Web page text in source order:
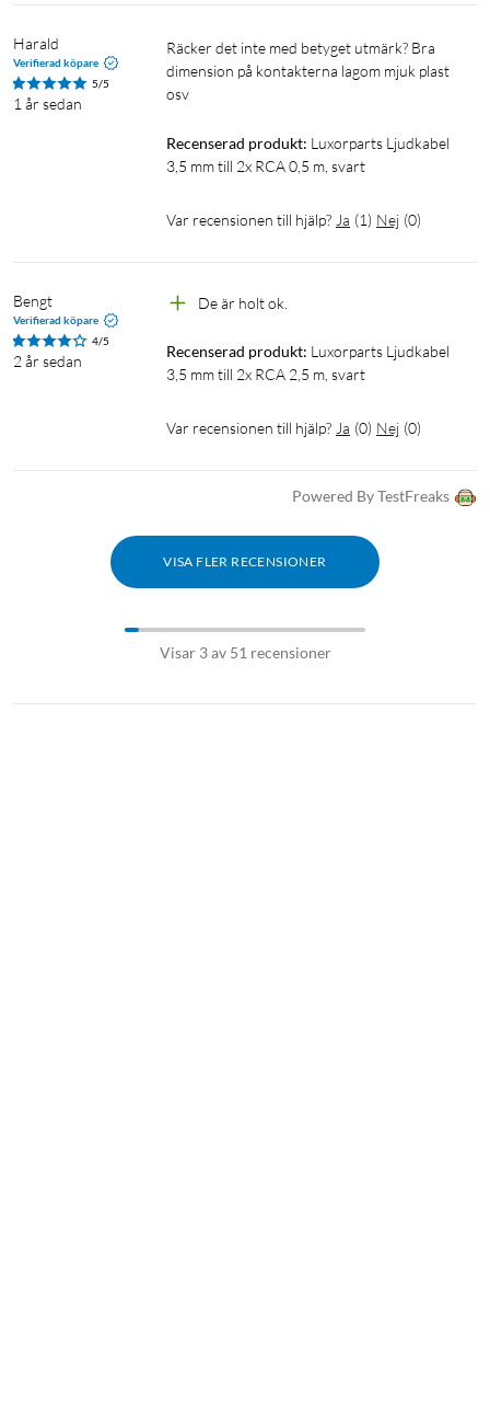
Harald
Verifierad köpare
5/5
1 år sedan
Räcker det inte med betyget utmärk? Bra
dimension på kontakterna lagom mjuk plast
osv
Recenserad produkt: Luxorparts Ljudkabel
3,5 mm till 2x RCA 0,5 m, svart
Var recensionen till hjälp? Ja (1) Nej (0)
Bengt
Verifierad köpare
4/5
2 år sedan
De är holt ok.
Recenserad produkt: Luxorparts Ljudkabel
3,5 mm till 2x RCA 2,5 m, svart
Var recensionen till hjälp? Ja (0) Nej (0)
Powered By TestFreaks
VISA FLER RECENSIONER
Visar 3 av 51 recensioner